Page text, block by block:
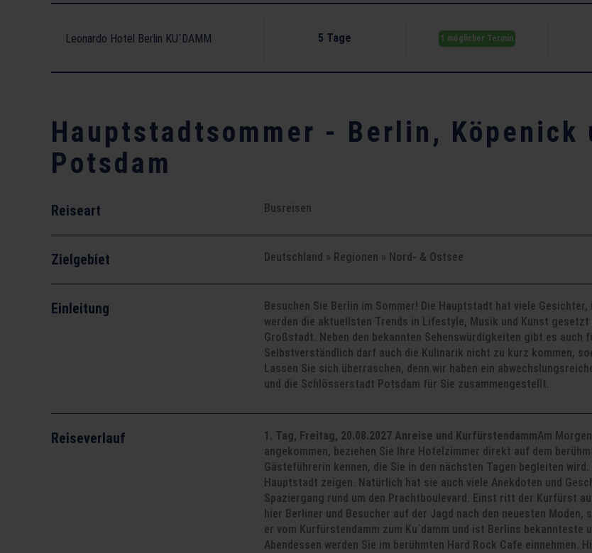
Leonardo Hotel Berlin KU´DAMM 5 Tage 1 möglicher Termin
Hauptstadtsommer - Berlin, Köpenick
Potsdam
Reiseart Busreisen
Zielgebiet Deutschland » Regionen » Nord- & Ostsee
Einleitung
Besuchen Sie Berlin im Sommer! Die Hauptstadt hat viele
werden die aktuellsten Trends in Lifestyle, Musik und Kunst
Großstadt. Neben den bekannten Sehenswürdigkeiten gibt es auch
Selbstverständlich darf auch die Kulinarik nicht zu kurz kommen,
Lassen Sie sich überraschen, denn wir haben ein
und die Schlösserstadt Potsdam für Sie zusammengestellt.
Reiseverlauf 1. Tag, Freitag, 20.08.2027 Anreise und KurfürstendammAm
angekommen, beziehen Sie Ihre Hotelzimmer direkt auf dem
Gästeführerin kennen, die Sie in den nächsten Tagen begleiten
Hauptstadt zeigen. Natürlich hat sie auch viele Anekdoten und
Spaziergang rund um den Prachtboulevard. Einst ritt der Kurfürst
hier Berliner und Besucher auf der Jagd nach den neuesten
er vom Kurfürstendamm zum Ku´damm und ist Berlins
Abendessen werden Sie im berühmten Hard Rock Cafe